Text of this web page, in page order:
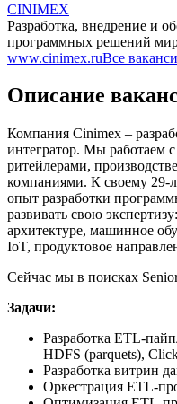
CINIMEX
Разработка, внедрение и
программных решений
www.cinimex.ruВсе
Описание
Компания Cinimex –
интегратор. Мы работаем
ритейлерами,
компаниями. К своему 29-
опыт разработки
развивать свою
архитектуре, машинное
IoT, продуктовое
Сейчас мы в поисках
Задачи:
Разработка ETL-
HDFS (parquets),
Разработка витрин
Оркестрация ETL-